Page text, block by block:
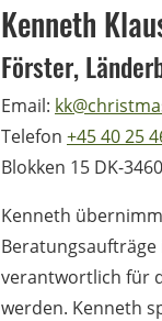
Kenneth
Förster,
Email:
Telefon +45 40 25
Blokken 15 DK-
Kenneth
verantwortlich für
werden. Kenneth